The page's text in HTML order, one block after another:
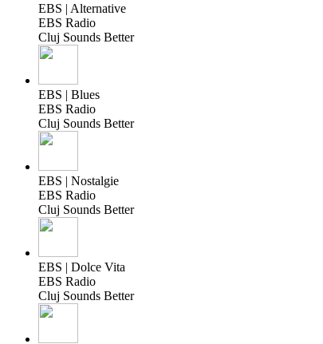
EBS | Alternative
EBS Radio
Cluj Sounds Better
EBS | Blues
EBS Radio
Cluj Sounds Better
EBS | Nostalgie
EBS Radio
Cluj Sounds Better
EBS | Dolce Vita
EBS Radio
Cluj Sounds Better